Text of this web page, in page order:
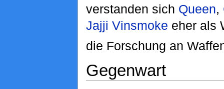
verstanden sich Queen,
Jajji Vinsmoke eher als
die Forschung an
Gegenwart